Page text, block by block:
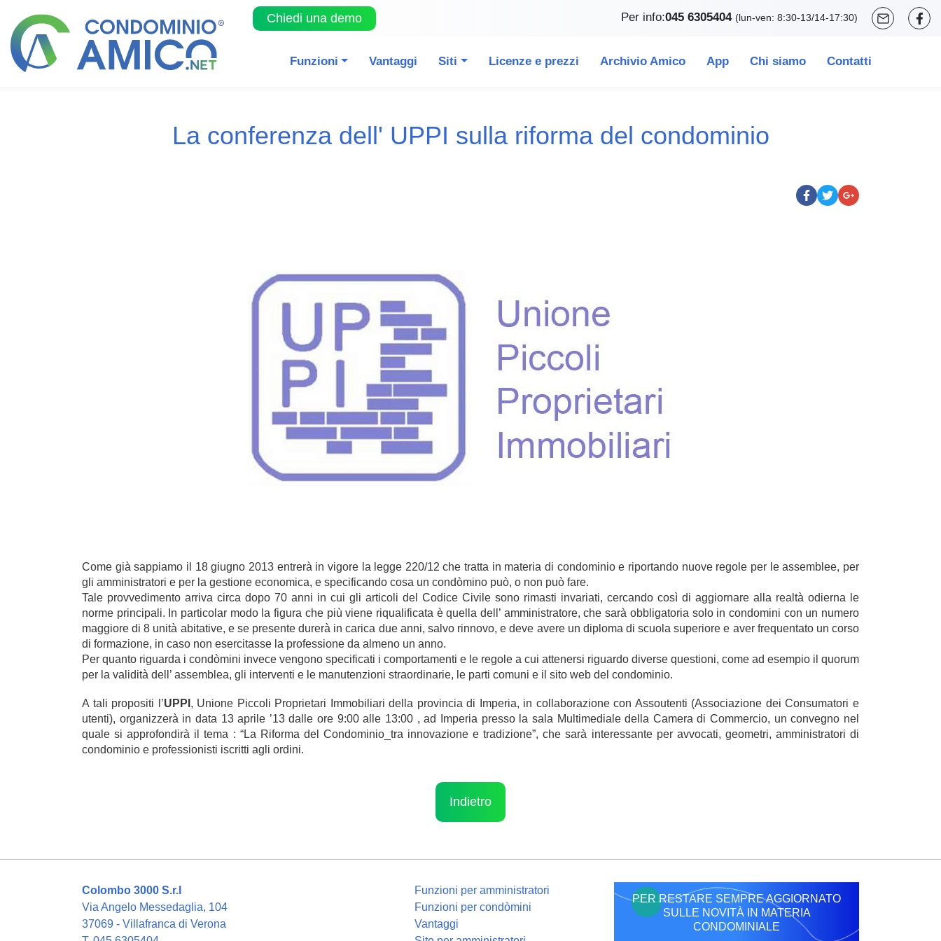
Chiedi una demo Per info:045 6305404 (lun-ven: 8:30-13/14-17:30)
Funzioni Vantaggi Siti Licenze e prezzi Archivio Amico App Chi siamo Contatti
La conferenza dell' UPPI sulla riforma del condominio
Come già sappiamo il 18 giugno 2013 entrerà in vigore la legge 220/12 che tratta in materia di condominio e riportando nuove regole per le assemblee, per
gli amministratori e per la gestione economica, e specificando cosa un condòmino può, o non può fare.
Tale provvedimento arriva circa dopo 70 anni in cui gli articoli del Codice Civile sono rimasti invariati, cercando così di aggiornare alla realtà odierna le
norme principali. In particolar modo la figura che più viene riqualificata è quella dell’ amministratore, che sarà obbligatoria solo in condomini con un numero
maggiore di 8 unità abitative, e se presente durerà in carica due anni, salvo rinnovo, e deve avere un diploma di scuola superiore e aver frequentato un corso
di formazione, in caso non esercitasse la professione da almeno un anno.
Per quanto riguarda i condòmini invece vengono specificati i comportamenti e le regole a cui attenersi riguardo diverse questioni, come ad esempio il quorum
per la validità dell’ assemblea, gli interventi e le manutenzioni straordinarie, le parti comuni e il sito web del condominio.
A tali propositi l’UPPI , Unione Piccoli Proprietari Immobiliari della provincia di Imperia, in collaborazione con Assoutenti (Associazione dei Consumatori e
utenti), organizzerà in data 13 aprile ’13 dalle ore 9:00 alle 13:00 , ad Imperia presso la sala Multimediale della Camera di Commercio, un convegno nel
quale si approfondirà il tema : “La Riforma del Condominio_tra innovazione e tradizione”, che sarà interessante per avvocati, geometri, amministratori di
condominio e professionisti iscritti agli ordini.
Indietro
Colombo 3000 S.r.l
Via Angelo Messedaglia, 104
37069 - Villafranca di Verona
Funzioni per amministratori
Funzioni per condòmini
Vantaggi
PER RESTARE SEMPRE AGGIORNATO
SULLE NOVITÀ IN MATERIA
CONDOMINIALE